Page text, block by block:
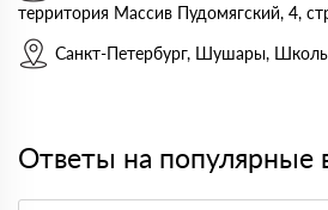
территория Массив Пудомягский, 4,
Санкт-Петербург, Шушары,
Ответы на популярные